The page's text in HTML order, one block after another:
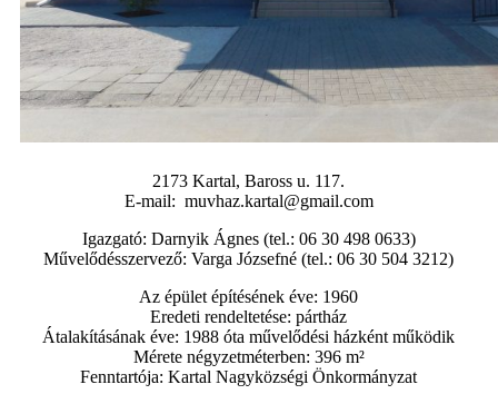
2173 Kartal, Baross u. 117.
E-mail: muvhaz.kartal@gmail.com
Igazgató: Darnyik Ágnes (tel.: 06 30 498 0633)
Művelődésszervező: Varga Józsefné (tel.: 06 30 504 3212)
Az épület építésének éve: 1960
Eredeti rendeltetése: pártház
Átalakításának éve: 1988 óta művelődési házként működik
Mérete négyzetméterben: 396 m²
Fenntartója: Kartal Nagyközségi Önkormányzat